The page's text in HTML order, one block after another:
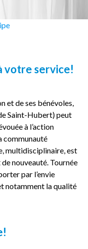
votre service!
et de ses bénévoles,
Saint-Hubert) peut
à l’action
communauté
multidisciplinaire, est
nouveauté. Tournée
par l’envie
notamment la qualité